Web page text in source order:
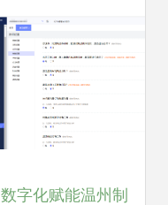
数字化赋能温州制